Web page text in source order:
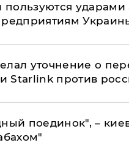
уточнение о
Starlink против
поединок", –